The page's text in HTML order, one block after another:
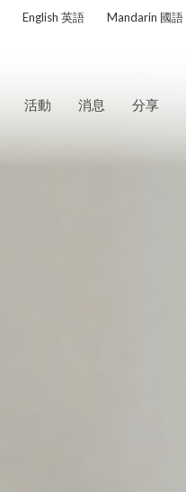
English 英語 Mandarin 國語
活動 消息 分享